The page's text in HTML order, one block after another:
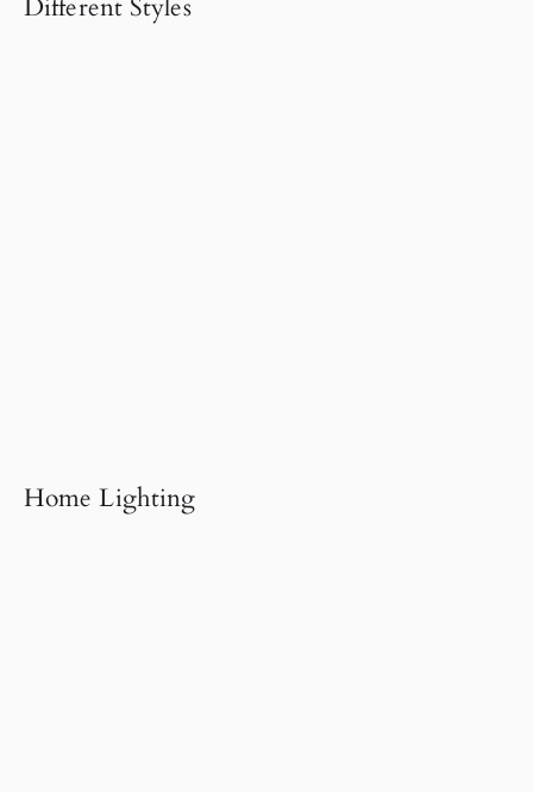
Different Styles
Home Lighting